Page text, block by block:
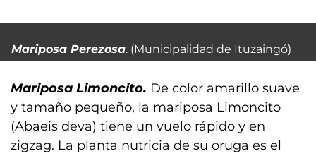
Mariposa Perezosa. (Municipalidad de Ituzaingó)
Mariposa Limoncito. De color amarillo suave
y tamaño pequeño, la mariposa Limoncito
(Abaeis deva) tiene un vuelo rápido y en
zigzag. La planta nutricia de su oruga es el